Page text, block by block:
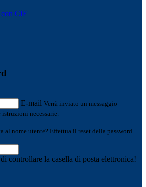
con CIE
E-mail Verrà inviato un messaggio
necessarie.
al nome utente? Effettua il reset della password
controllare la casella di posta elettronica!